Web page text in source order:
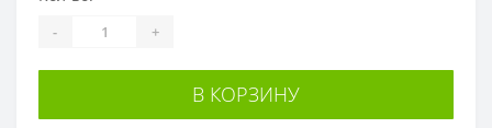
- +
В КОРЗИНУ